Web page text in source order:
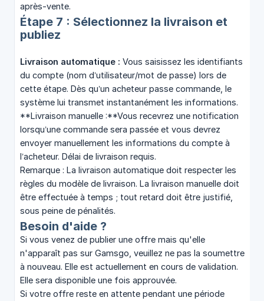
après-vente.
Étape 7 : Sélectionnez la livraison et
publiez
Livraison automatique : Vous saisissez les identifiants
du compte (nom d’utilisateur/mot de passe) lors de
cette étape. Dès qu’un acheteur passe commande, le
système lui transmet instantanément les informations.
**Livraison manuelle :**Vous recevrez une notification
lorsqu’une commande sera passée et vous devrez
envoyer manuellement les informations du compte à
l’acheteur. Délai de livraison requis.
Remarque : La livraison automatique doit respecter les
règles du modèle de livraison. La livraison manuelle doit
être effectuée à temps ; tout retard doit être justifié,
sous peine de pénalités.
Besoin d'aide ?
Si vous venez de publier une offre mais qu'elle
n'apparaît pas sur Gamsgo, veuillez ne pas la soumettre
à nouveau. Elle est actuellement en cours de validation.
Elle sera disponible une fois approuvée.
Si votre offre reste en attente pendant une période